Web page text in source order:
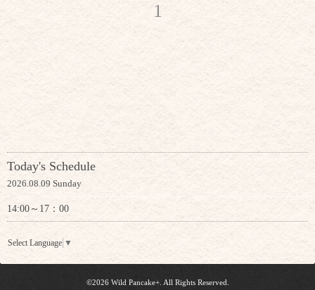
1
Today's Schedule
2026.08.09 Sunday
14:00～17：00
Select Language ▼
©2026 Wild Pancake+. All Rights Reserved.